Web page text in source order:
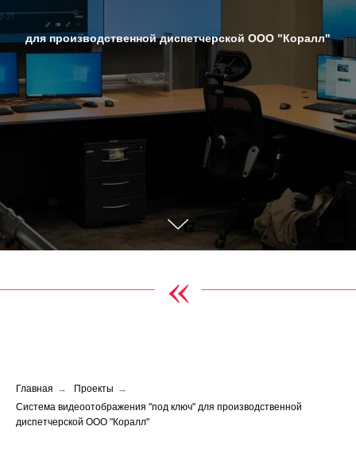
для производственной диспетчерской ООО "Коралл"
«
Главная → Проекты →
Система видеоотображения "под ключ" для производственной
диспетчерской ООО "Коралл"